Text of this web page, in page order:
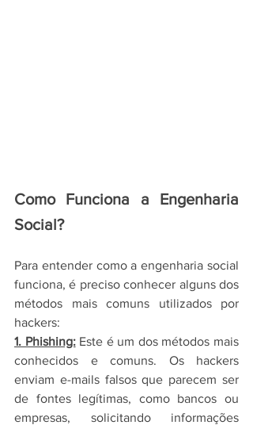
Como Funciona a Engenharia
Social?
Para entender como a engenharia social
funciona, é preciso conhecer alguns dos
métodos mais comuns utilizados por
hackers:
1. Phishing: Este é um dos métodos mais
conhecidos e comuns. Os hackers
enviam e-mails falsos que parecem ser
de fontes legítimas, como bancos ou
empresas, solicitando informações